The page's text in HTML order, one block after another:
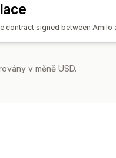
contract signed between Amilo
v měně USD.